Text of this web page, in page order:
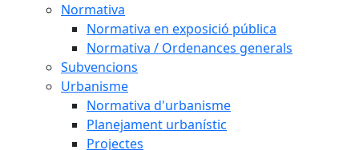
Normativa
Normativa en exposició pública
Normativa / Ordenances generals
Subvencions
Urbanisme
Normativa d'urbanisme
Planejament urbanístic
Projectes